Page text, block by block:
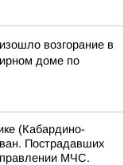
возгорание в
доме по
(Кабардино-
Пострадавших
МЧС.